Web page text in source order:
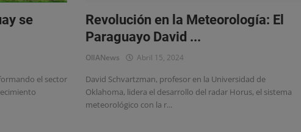
se
el sector
Revolución en la Meteorología: El
Paraguayo David ...
OlIANews Abril 15, 2024
David Schvartzman, profesor en la Universidad de
Oklahoma, lidera el desarrollo del radar Horus, el sistema
meteorológico con la r...